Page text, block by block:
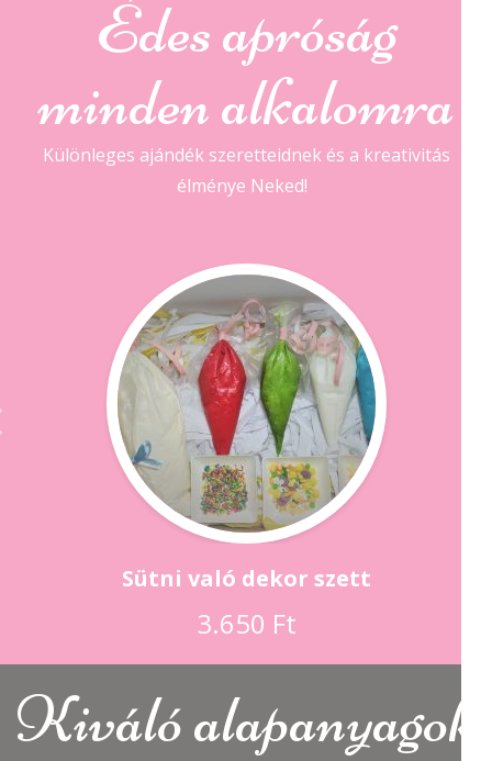
Édes apróság
minden alkalomra
Különleges ajándék szeretteidnek és a kreativitás
élménye Neked!
Sütni való dekor szett
3.650 Ft
Kiváló alapanyagok